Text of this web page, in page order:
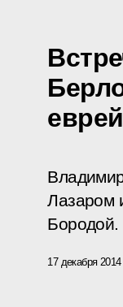
Лазаром
Бородой.
17 декабря 2014